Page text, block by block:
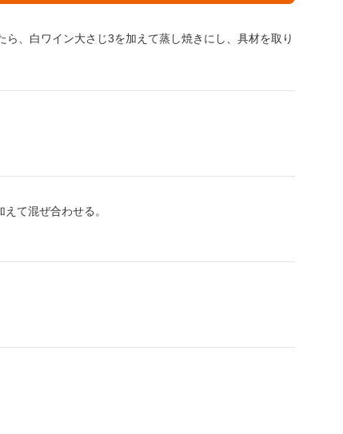
、白ワイン大さじ3を加えて蒸し焼きにし、具材を取り
て混ぜ合わせる。